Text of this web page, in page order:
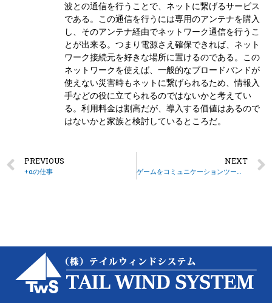
波との通信を行うことで、ネットに繋げるサービス
である。この通信を行うには専用のアンテナを購入
し、そのアンテナ経由でネットワーク通信を行うこ
とが出来る。つまり電源さえ確保できれば、ネット
ワーク接続元を好きな場所に置けるのである。この
ネットワークを使えば、一般的なブロードバンドが
使えない災害時もネットに繋げられるため、情報入
手などの役に立てられるのではないかと考えてい
る。利用料金は割高だが、導入する価値はあるので
はないかと家族と検討しているところだ。
PREVIOUS
+αの仕事
NEXT